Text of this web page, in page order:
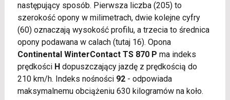
następujący sposób. Pierwsza liczba (205) to
szerokość opony w milimetrach, dwie kolejne cyfry
(60) oznaczają wysokość profilu, a trzecia to średnica
opony podawana w calach (tutaj 16). Opona
Continental WinterContact TS 870 P ma indeks
prędkości Hdopuszczający jazdę z prędkością do
210 km/h. Indeks nośności 92- odpowiada
maksymalnemu obciążeniu 630 kilogramów na koło.